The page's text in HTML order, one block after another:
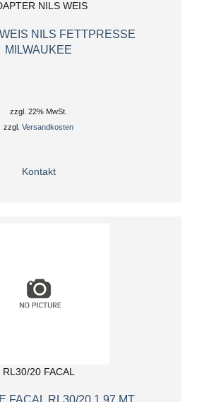
NILS WEIS
NILS FETTPRESSE
MILWAUKEE
zzgl. 22% MwSt.
zzgl.Versandkosten
Kontakt
RL30/20 FACAL
FACAL RL30/20 1,97 MT